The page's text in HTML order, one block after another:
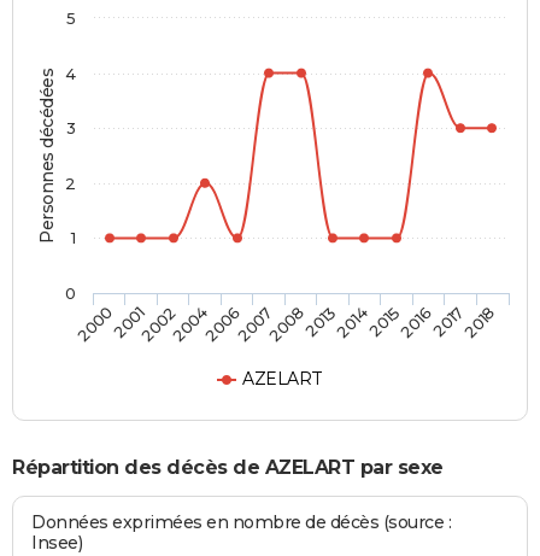
Personnes décédées
AZELART
2000200120022004200620072008201320142015201620172018
0
1
2
3
4
5
Répartition des décès de AZELART par sexe
Données exprimées en nombre de décès (source :
Insee)